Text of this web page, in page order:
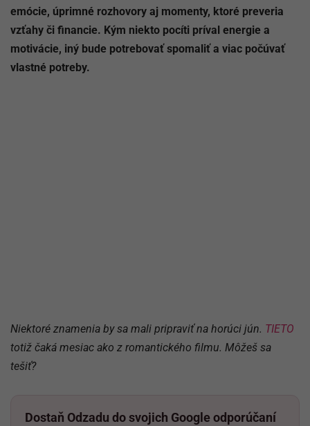
emócie, úprimné rozhovory aj momenty, ktoré preveria
vzťahy či financie. Kým niekto pocíti príval energie a
motivácie, iný bude potrebovať spomaliť a viac počúvať
vlastné potreby.
Niektoré znamenia by sa mali pripraviť na horúci jún. TIETO
totiž čaká mesiac ako z romantického filmu. Môžeš sa
tešiť?
Dostaň Odzadu do svojich Google odporúčaní